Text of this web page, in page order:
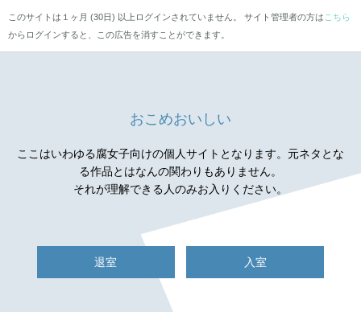
このサイトは１ヶ月 (30日) 以上ログインされていません。 サイト管理者の方は こちら
からログインすると、この広告を消すことができます。
おこめおいしい
ここはいわゆる腐女子向けの個人サイトとなります。元ネタとな
る作品とはなんの関わりもありません。
それが理解できる人のみお入りください。
退室 入室